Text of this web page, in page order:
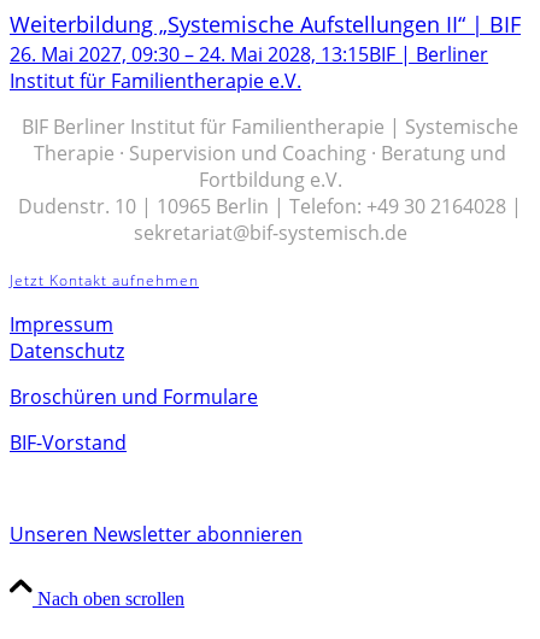
Weiterbildung „Systemische Aufstellungen II“ | BIF
26. Mai 2027, 09:30–24. Mai 2028, 13:15BIF | Berliner
Institut für Familientherapie e.V.
BIF Berliner Institut für Familientherapie | Systemische
Therapie · Supervision und Coaching · Beratung und
Fortbildung e.V.
Dudenstr. 10 | 10965 Berlin | Telefon: +49 30 2164028 |
sekretariat@bif-systemisch.de
Jetzt Kontakt aufnehmen
Impressum
Datenschutz
Broschüren und Formulare
BIF-Vorstand
Unseren Newsletter abonnieren
Nach oben scrollen